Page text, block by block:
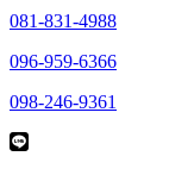
081-831-4988
096-959-6366
098-246-9361